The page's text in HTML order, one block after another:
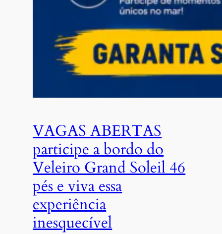
VAGAS ABERTAS
participe a bordo do
Veleiro Grand Soleil 46
pés e viva essa
experiência
inesquecível